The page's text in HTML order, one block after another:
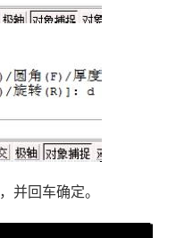
，并回车确定。